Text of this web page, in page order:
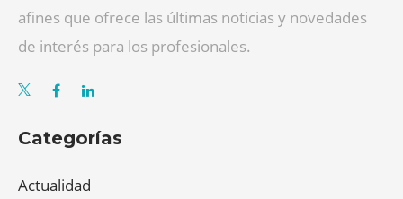
afines que ofrece las últimas noticias y novedades
de interés para los profesionales.
Categorías
Actualidad